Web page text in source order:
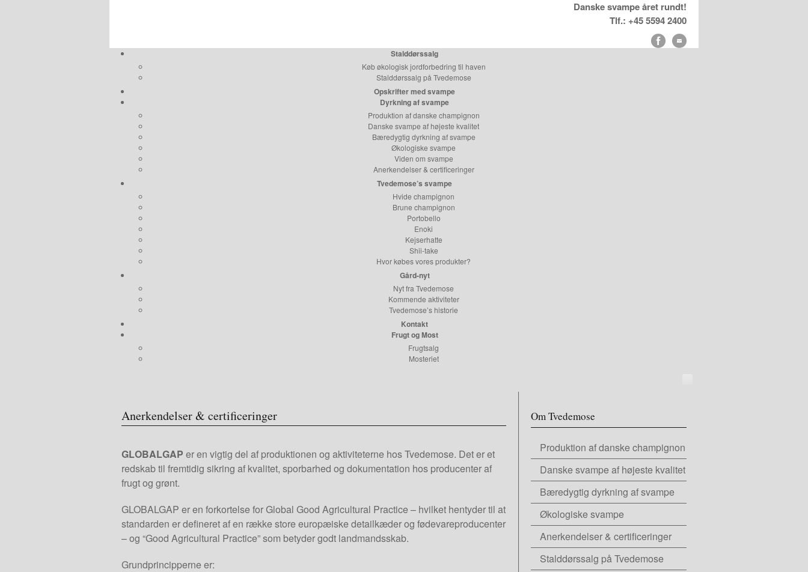
Danske svampe året rundt!
Tlf.: +45 5594 2400
Stalddørssalg
Køb økologisk jordforbedring til haven
Stalddørssalg på Tvedemose
Opskrifter med svampe
Dyrkning af svampe
Produktion af danske champignon
Danske svampe af højeste kvalitet
Bæredygtig dyrkning af svampe
Økologiske svampe
Viden om svampe
Anerkendelser & certificeringer
Tvedemose’s svampe
Hvide champignon
Brune champignon
Portobello
Enoki
Kejserhatte
Shii-take
Hvor købes vores produkter?
Gård-nyt
Nyt fra Tvedemose
Kommende aktiviteter
Tvedemose’s historie
Kontakt
Frugt og Most
Frugtsalg
Mosteriet
Anerkendelser & certificeringer
GLOBALGAP er en vigtig del af produktionen og aktiviteterne hos Tvedemose. Det er et
redskab til fremtidig sikring af kvalitet, sporbarhed og dokumentation hos producenter af
frugt og grønt.
GLOBALGAP er en forkortelse for Global Good Agricultural Practice – hvilket hentyder til at
standarden er defineret af en række store europæiske detailkæder og fødevareproducenter
– og “Good Agricultural Practice” som betyder godt landmandsskab.
Grundprincipperne er:
Om Tvedemose
Produktion af danske champignon
Danske svampe af højeste kvalitet
Bæredygtig dyrkning af svampe
Økologiske svampe
Anerkendelser & certificeringer
Stalddørssalg på Tvedemose